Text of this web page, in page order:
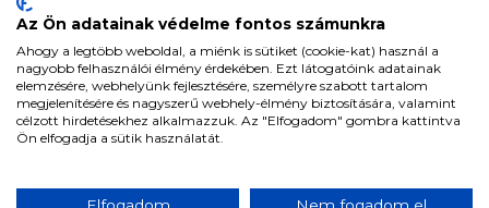
Az Ön adatainak védelme fontos számunkra
Ahogy a legtöbb weboldal, a miénk is sütiket (cookie-kat) használ a
nagyobb felhasználói élmény érdekében. Ezt látogatóink adatainak
elemzésére, webhelyünk fejlesztésére, személyre szabott tartalom
megjelenítésére és nagyszerű webhely-élmény biztosítására, valamint
célzott hirdetésekhez alkalmazzuk. Az "Elfogadom" gombra kattintva
Ön elfogadja a sütik használatát.